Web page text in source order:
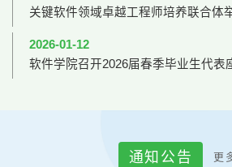
关键软件领域卓越工程师培养联合体
2026-01-12
软件学院召开2026届春季毕业生代表
通知 公 告 更